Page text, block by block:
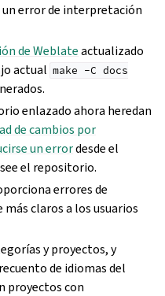
error de interpretación
de Weblateactualizado
actual make -C docs
enlazado ahora heredan
de cambios por
un errordesde el
el repositorio.
errores de
claros a los usuarios
y proyectos, y
de idiomas del
proyectos con